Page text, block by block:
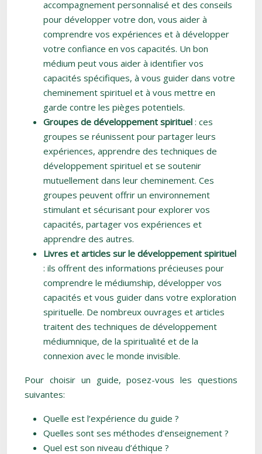
accompagnement personnalisé et des conseils
pour développer votre don, vous aider à
comprendre vos expériences et à développer
votre confiance en vos capacités. Un bon
médium peut vous aider à identifier vos
capacités spécifiques, à vous guider dans votre
cheminement spirituel et à vous mettre en
garde contre les pièges potentiels.
Groupes de développement spirituel : ces
groupes se réunissent pour partager leurs
expériences, apprendre des techniques de
développement spirituel et se soutenir
mutuellement dans leur cheminement. Ces
groupes peuvent offrir un environnement
stimulant et sécurisant pour explorer vos
capacités, partager vos expériences et
apprendre des autres.
Livres et articles sur le développement spirituel
: ils offrent des informations précieuses pour
comprendre le médiumship, développer vos
capacités et vous guider dans votre exploration
spirituelle. De nombreux ouvrages et articles
traitent des techniques de développement
médiumnique, de la spiritualité et de la
connexion avec le monde invisible.
Pour choisir un guide, posez-vous les questions
suivantes:
Quelle est l’expérience du guide ?
Quelles sont ses méthodes d’enseignement ?
Quel est son niveau d’éthique ?